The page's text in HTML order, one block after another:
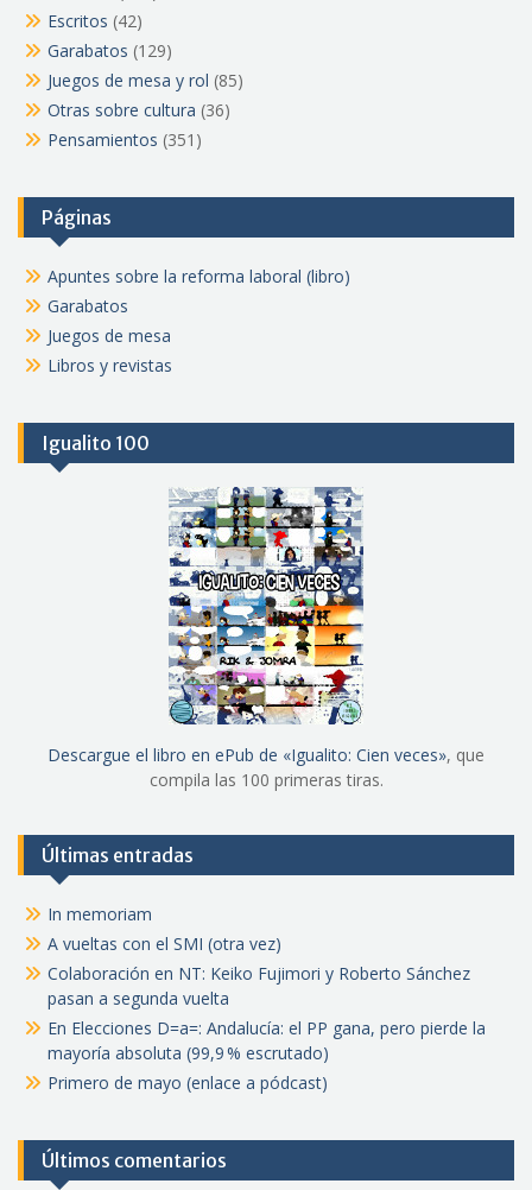
Escritos (42)
Garabatos (129)
Juegos de mesa y rol (85)
Otras sobre cultura (36)
Pensamientos (351)
Páginas
Apuntes sobre la reforma laboral (libro)
Garabatos
Juegos de mesa
Libros y revistas
Igualito 100
Descargue el libro en ePub de «Igualito: Cien veces», que
compila las 100 primeras tiras.
Últimas entradas
In memoriam
A vueltas con el SMI (otra vez)
Colaboración en NT: Keiko Fujimori y Roberto Sánchez
pasan a segunda vuelta
En Elecciones D=a=: Andalucía: el PP gana, pero pierde la
mayoría absoluta (99,9 % escrutado)
Primero de mayo (enlace a pódcast)
Últimos comentarios